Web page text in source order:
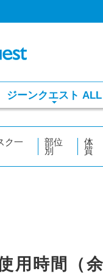
ジーンクエスト ALL
ク一
部位
別
体
質
用時間（余